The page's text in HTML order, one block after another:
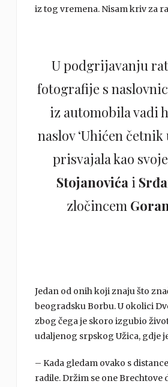
iz tog vremena. Nisam kriv za
U podgrijavanju
fotografije s
iz automobila vadi
naslov ‘Uhićen
prisvajala kao
Stojanovićai
zločincem
Jedan od onih koji znaju što
beogradsku Borbu. U okolici
zbog čega je skoro izgubio
udaljenog srpskog Užica, gdje
– Kada gledam ovako s
radile. Držim se one Brechtove